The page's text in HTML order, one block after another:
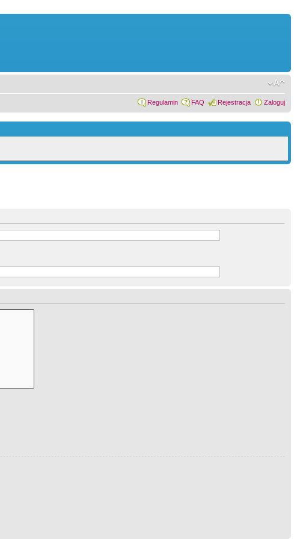
Regulamin FAQ Rejestracja Zaloguj